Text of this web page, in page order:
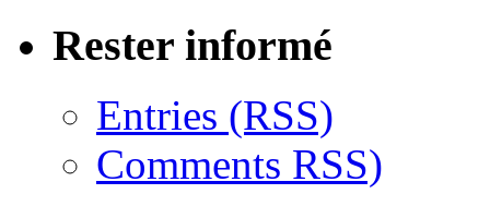
Rester informé
Entries (RSS)
Comments RSS)